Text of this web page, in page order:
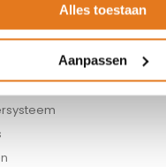
Alles toestaan
Aanpassen
warmtepomp